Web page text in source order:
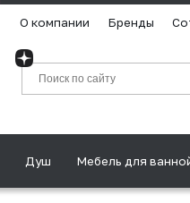
О компании Бренды
Душ Мебель для